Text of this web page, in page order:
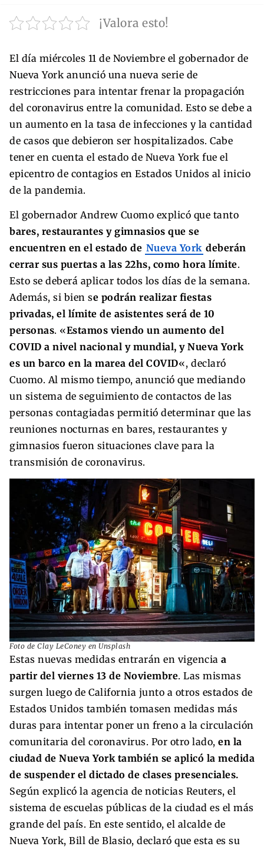
¡Valora esto!
El día miércoles 11 de Noviembre el gobernador de
Nueva York anunció una nueva serie de
restricciones para intentar frenar la propagación
del coronavirus entre la comunidad. Esto se debe a
un aumento en la tasa de infecciones y la cantidad
de casos que debieron ser hospitalizados. Cabe
tener en cuenta el estado de Nueva York fue el
epicentro de contagios en Estados Unidos al inicio
de la pandemia.
El gobernador Andrew Cuomo explicó que tanto
bares, restaurantes y gimnasios que se
encuentren en el estado de Nueva York deberán
cerrar sus puertas a las 22hs, como hora límite.
Esto se deberá aplicar todos los días de la semana.
Además, si bien se podrán realizar fiestas
privadas, el límite de asistentes será de 10
personas. «Estamos viendo un aumento del
COVID a nivel nacional y mundial, y Nueva York
es un barco en la marea del COVID«, declaró
Cuomo. Al mismo tiempo, anunció que mediando
un sistema de seguimiento de contactos de las
personas contagiadas permitió determinar que las
reuniones nocturnas en bares, restaurantes y
gimnasios fueron situaciones clave para la
transmisión de coronavirus.
Foto de Clay LeConey en Unsplash
Estas nuevas medidas entrarán en vigencia a
partir del viernes 13 de Noviembre. Las mismas
surgen luego de California junto a otros estados de
Estados Unidos también tomasen medidas más
duras para intentar poner un freno a la circulación
comunitaria del coronavirus. Por otro lado, en la
ciudad de Nueva York también se aplicó la medida
de suspender el dictado de clases presenciales.
Según explicó la agencia de noticias Reuters, el
sistema de escuelas públicas de la ciudad es el más
grande del país. En este sentido, el alcalde de
Nueva York, Bill de Blasio, declaró que esta es su